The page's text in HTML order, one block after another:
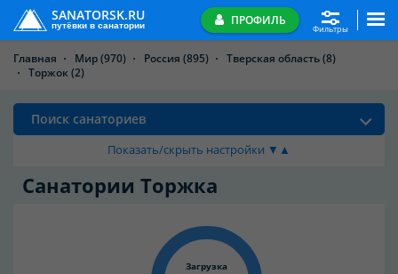
SANATORSK.RU
путёвки в санатории ПРОФИЛЬ
Фильтры
Главная Мир(970) Россия (895) Тверская область(8)
Торжок(2)
Поиск санаториев
Показать/скрыть настройки ▼▲
Санатории Торжка
Загрузка